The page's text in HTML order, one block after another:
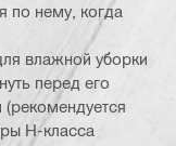
по нему, когда
влажной уборки
перед его
H-класса